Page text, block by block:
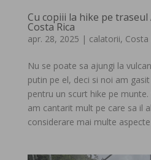
Cu copiii la hike pe traseul
Costa Rica
apr. 28, 2025 | calatorii, Costa
Nu se poate sa ajungi la
putin pe el, deci si noi am
pentru un scurt hike pe
am cantarit mult pe care sa il
considerare mai multe